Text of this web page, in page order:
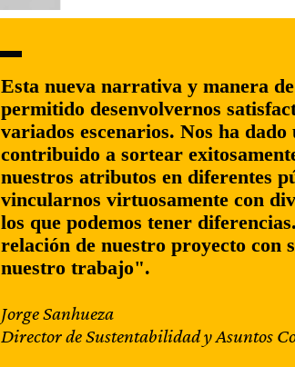
Esta nueva narrativa y manera
permitido desenvolvernos
variados escenarios. Nos ha
contribuido a sortear
nuestros atributos en diferentes
vincularnos virtuosamente con
los que podemos tener
relación de nuestro proyecto con
nuestro trabajo".
Jorge Sanhueza
Director de Sustentabilidad y Asuntos